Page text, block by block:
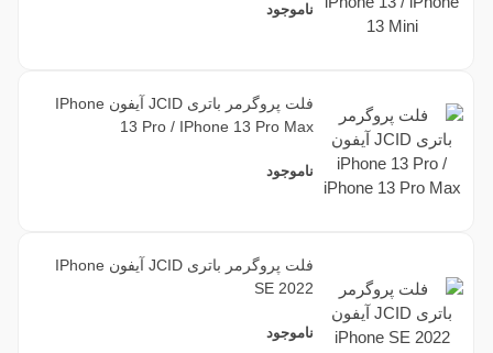
ناموجود
فلت پروگرمر باتری JCID آیفون IPhone
13 Pro / IPhone 13 Pro Max
ناموجود
فلت پروگرمر باتری JCID آیفون IPhone
SE 2022
ناموجود